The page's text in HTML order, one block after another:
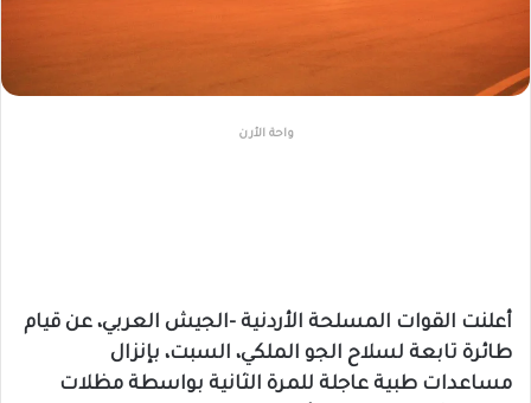
واحة الأرن
أعلنت القوات المسلحة الأردنية -الجيش العربي، عن قيام
طائرة تابعة لسلاح الجو الملكي، السبت، بإنزال
مساعدات طبية عاجلة للمرة الثانية بواسطة مظلات